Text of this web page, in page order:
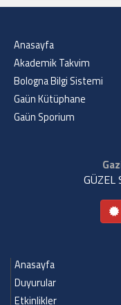
Anasayfa
Akademik Takvim
Bologna Bilgi Sistemi
Gaün Kütüphane
Gaün Sporium
GÜZEL
Anasayfa
Duyurular
Etkinlikler